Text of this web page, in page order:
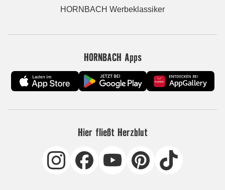
HORNBACH Werbeklassiker
HORNBACH Apps
Hier fließt Herzblut